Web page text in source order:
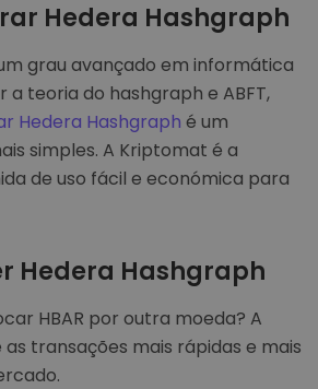
Hedera Hashgraph
grau avançado em informática
teoria do hashgraph e ABFT,
Hedera Hashgraph é um
simples. A Kriptomat é a
de uso fácil e económica para
Hedera Hashgraph
HBAR por outra moeda? A
transações mais rápidas e mais